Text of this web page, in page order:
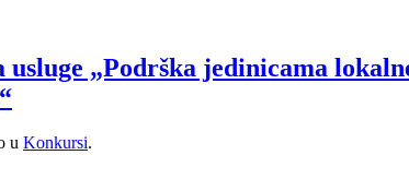
„Podrška jedinicama
u Konkursi.